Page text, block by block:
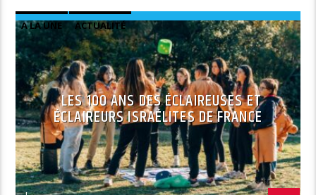
A LA UNE ACTUALITÉ
LES 100 ANS DES ÉCLAIREUSES ET
ÉCLAIREURS ISRAÉLITES DE FRANCE